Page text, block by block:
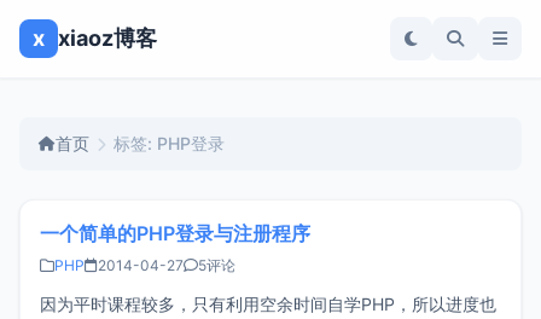
x xiaoz博客
首页 标签: PHP登录
一个简单的PHP登录与注册程序
PHP 2014-04-27 5评论
因为平时课程较多，只有利用空余时间自学PHP，所以进度也